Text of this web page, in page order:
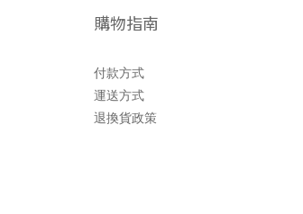
購物指南
付款方式
運送方式
退換貨政策